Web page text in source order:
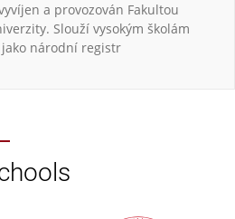
a provozován Fakultou
Slouží vysokým školám
národní registr